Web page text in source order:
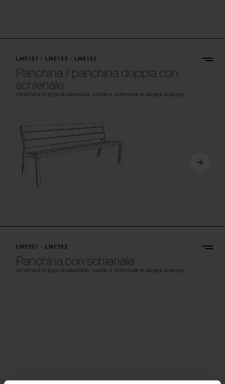
LME151 - LME152 - LME153
Panchina / panchina doppia con
schienale
struttura in lega di alluminio, sedile e schienale in doghe di legno
LME751 - LME752
Panchina con schienale
struttura in lega di alluminio, sedile e schienale in doghe di legno